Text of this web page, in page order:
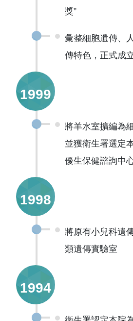
獎”
彙整細胞遺傳、
傳特色，正式成
1999
將羊水室擴編為
並獲衛生署選定
優生保健諮詢中
1998
將原有小兒科遺
類遺傳實驗室
1994